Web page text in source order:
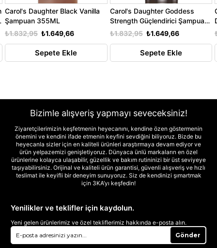
Carol's Daughter Black Vanilla
Şampuan 355ML
₺1.649,66
₺1.832,95
Sepete Ekle
Carol's Daughter Goddess
Strength Güçlendirici Şampuan
325ML
₺1.649,66
₺1.832,95
Sepete Ekle
Bizimle alışveriş yapmayı seveceksiniz!
Ziyaretçilerimizin keşfetmenin heyecanını, kendine özen göstermenin
önemini ve kendini ifade etmenin keyfini sevdiğini biliyoruz. Bizde bu
heyecanla sizler için en kaliteli ürünleri araştırmaya devam ediyor ve
ürün yelpazemizi genişletiyoruz. Dünyaca ünlü markaların en özel
ürünlerine kolayca ulaşabilir, güzellik ve bakım rutininizi bir üst seviyeye
taşıyabilirsiniz. Orijinal ve kaliteli ürün garantisi, güvenli alışveriş ve hızlı
teslimat ile keyifli bir deneyim sunuyoruz. Siz de kendinizi şımartmak
için 3KA’yı keşfedin!
Yenilikler ve teklifler için kaydolun.
Yeni gelen ürünlerimiz ve özel tekliflerimiz hakkında e-posta alın.
Gönder